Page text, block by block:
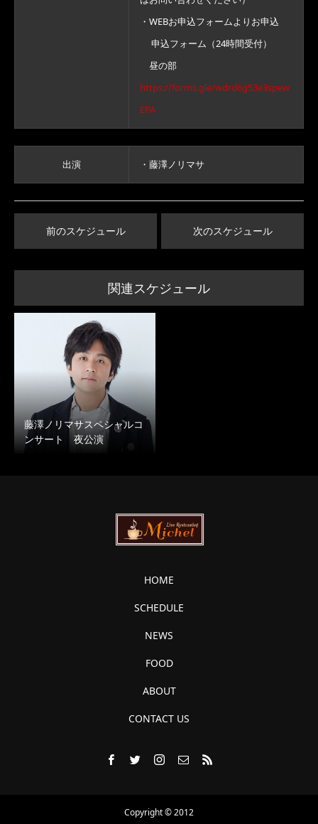
・WEBお申込フォームよりお申込
申込フォーム（24時間受付）
昼の部
https://forms.gle/wdrd6g53e3spew
EPA
出演 ・藤澤ノリマサ
前のスケジュール 次のスケジュール
関連スケジュール
藤澤ノリマサスペシャルコ
ンサート 夜公演
HOME
SCHEDULE
NEWS
FOOD
ABOUT
CONTACT US
Copyright © 2012